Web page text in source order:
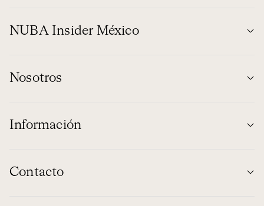
NUBA Insider México
Nosotros
Información
Contacto